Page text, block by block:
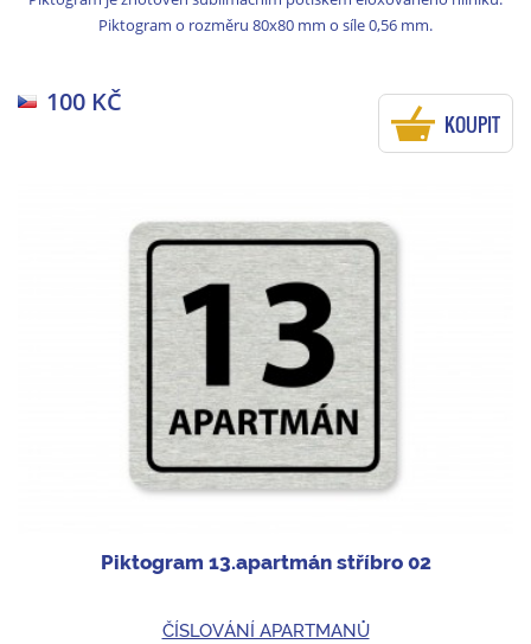
Piktogram o rozměru 80x80 mm o síle 0,56 mm.
100 KČ
KOUPIT
Piktogram 13.apartmán stříbro 02
ČÍSLOVÁNÍ APARTMANŮ